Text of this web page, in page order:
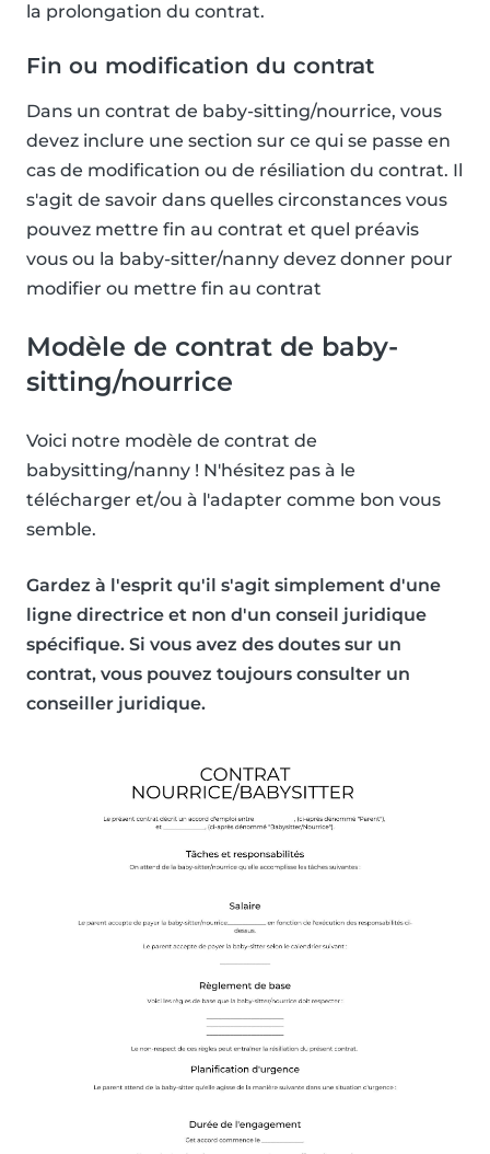
la prolongation du contrat.
Fin ou modification du contrat
Dans un contrat de baby-sitting/nourrice, vous
devez inclure une section sur ce qui se passe en
cas de modification ou de résiliation du contrat. Il
s'agit de savoir dans quelles circonstances vous
pouvez mettre fin au contrat et quel préavis
vous ou la baby-sitter/nanny devez donner pour
modifier ou mettre fin au contrat
Modèle de contrat de baby-
sitting/nourrice
Voici notre modèle de contrat de
babysitting/nanny ! N'hésitez pas à le
télécharger et/ou à l'adapter comme bon vous
semble.
Gardez à l'esprit qu'il s'agit simplement d'une
ligne directrice et non d'un conseil juridique
spécifique. Si vous avez des doutes sur un
contrat, vous pouvez toujours consulter un
conseiller juridique.